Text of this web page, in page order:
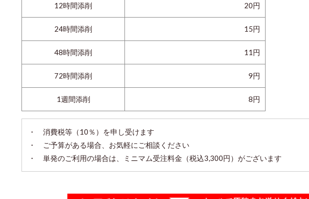
12時間添削 20円
24時間添削 15円
48時間添削 11円
72時間添削 9円
1週間添削 8円
・ 消費税等（10％）を申し受けます
・ ご予算がある場合、お気軽にご相談ください
・ 単発のご利用の場合は、ミニマム受注料金（税込3,300円）がございます